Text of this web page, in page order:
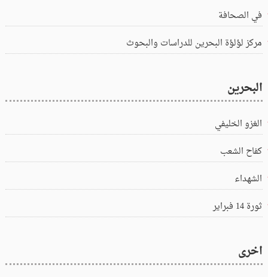
في الصحافة
مركز لؤلؤة البحرين للدراسات والبحوث
البحرين
الغزو الخليفي
كفاح الشعب
الشهداء
ثورة 14 فبراير
اخرى